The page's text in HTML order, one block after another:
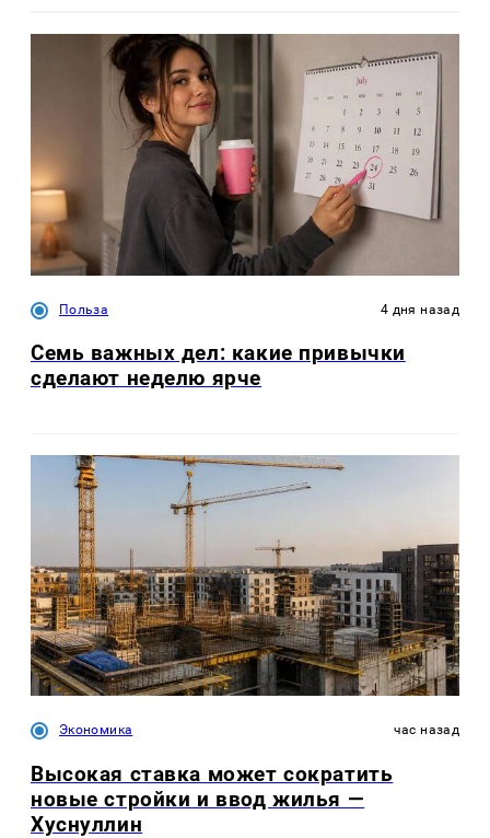
Польза 4 дня назад
Семь важных дел: какие привычки
сделают неделю ярче
Экономика час назад
Высокая ставка может сократить
новые стройки и ввод жилья —
Хуснуллин